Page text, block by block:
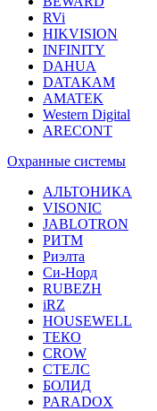
RVi
HIKVISION
INFINITY
DAHUA
DATAKAM
AMATEK
Western Digital
ARECONT
Охранные системы
АЛЬТОНИКА
VISONIC
JABLOTRON
РИТМ
Риэлта
Си-Норд
RUBEZH
iRZ
HOUSEWELL
ТЕКО
CROW
СТЕЛС
БОЛИД
PARADOX